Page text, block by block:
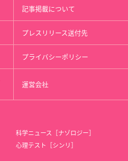
記事掲載について
プレスリリース送付先
プライバシーポリシー
運営会社
科学ニュース［ナゾロジー］
心理テスト［シンリ］